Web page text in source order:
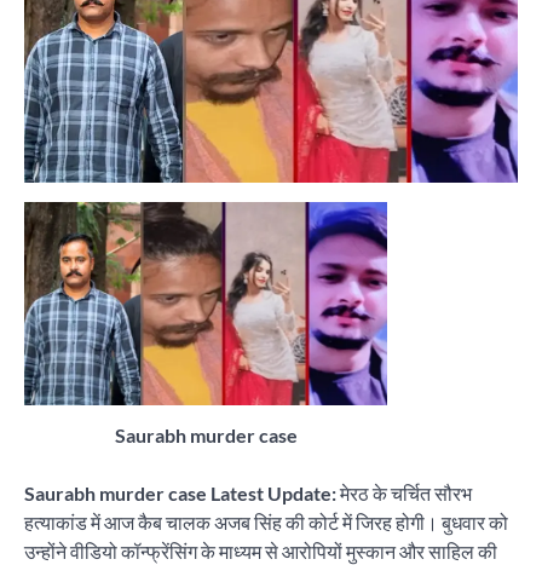
Saurabh murder case
Saurabh murder case Latest Update:मेरठ के चर्चित सौरभ
हत्याकांड में आज कैब चालक अजब सिंह की कोर्ट में जिरह होगी। बुधवार को
उन्होंने वीडियो कॉन्फ्रेंसिंग के माध्यम से आरोपियों मुस्कान और साहिल की